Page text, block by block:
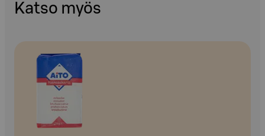
Katso myös